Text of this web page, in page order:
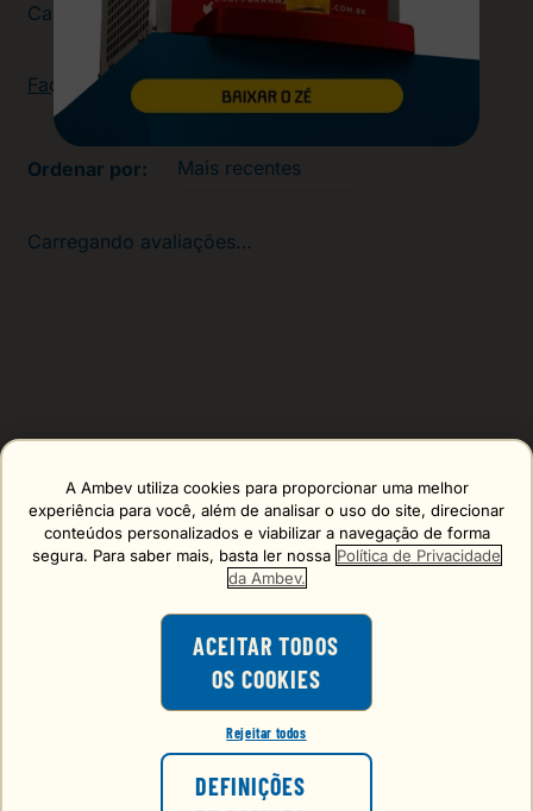
O consumo de bebidas alcoólicas é
proibido para menores de 18 anos.
VOCÊ TEM 18 ANOS OU MAIS?
Carregando…
Faça login para escrever uma avaliação.
Mais recentes
Carregando avaliações…
Erro carregando o formulário, tente de novo mais tarde!
A Ambev utiliza cookies para proporcionar uma melhor
experiência para você, além de analisar o uso do site, direcionar
conteúdos personalizados e viabilizar a navegação de forma
segura. Para saber mais, basta ler nossa Política de Privacidade
da Ambev.
ACEITAR TODOS
OS COOKIES
Rejeitar todos
DEFINIÇÕES